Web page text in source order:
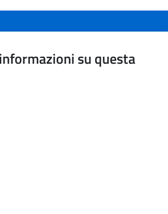
su questa